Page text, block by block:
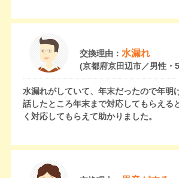
交換理由： 水漏れ
(京都府京田辺市／男性・
水漏れがしていて、年末だったので年明
話したところ年末まで対応してもらえる
く対応してもらえて助かりました。